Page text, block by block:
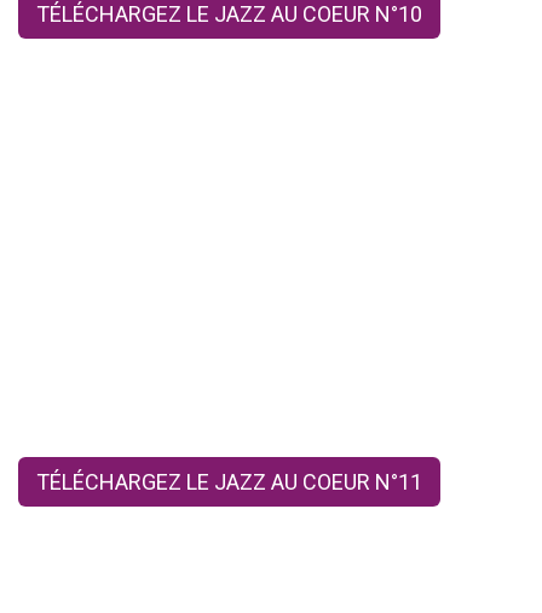
TÉLÉCHARGEZ LE JAZZ AU COEUR N°10
TÉLÉCHARGEZ LE JAZZ AU COEUR N°11